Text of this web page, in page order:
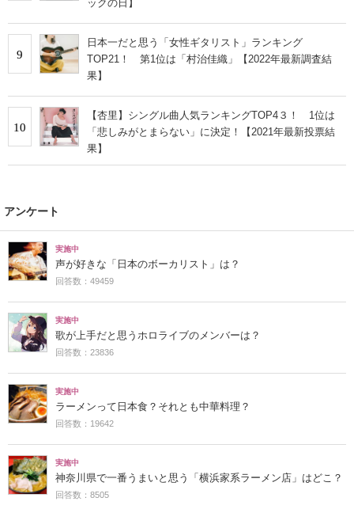
ックの日】
9
日本一だと思う「女性ギタリスト」ランキング
TOP21！ 第1位は「村治佳織」【2022年最新調査結
果】
10
【杏里】シングル曲人気ランキングTOP4３！ 1位は
「悲しみがとまらない」に決定！【2021年最新投票結
果】
アンケート
実施中
声が好きな「日本のボーカリスト」は？
回答数：49459
実施中
歌が上手だと思うホロライブのメンバーは？
回答数：23836
実施中
ラーメンって日本食？それとも中華料理？
回答数：19642
実施中
神奈川県で一番うまいと思う「横浜家系ラーメン店」はどこ？
回答数：8505